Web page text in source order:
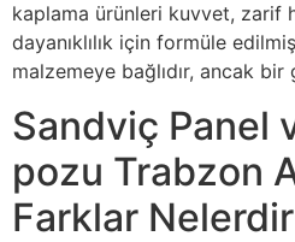
kaplama ürünleri kuvvet, zarif
dayanıklılık için formüle
malzemeye bağlıdır, ancak bir
Sandviç Panel
pozu Trabzon
Farklar